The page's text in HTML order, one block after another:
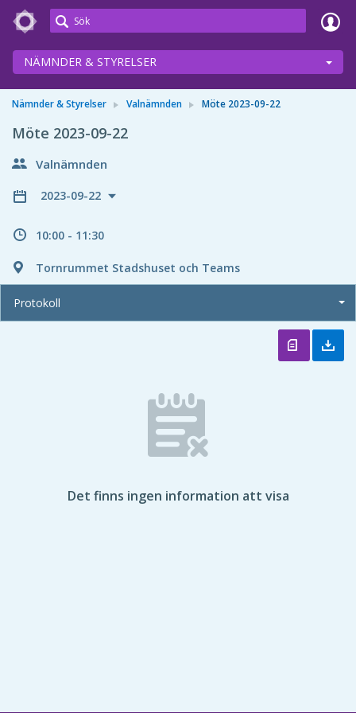
Meetings+
NÄMNDER & STYRELSER
Nämnder & Styrelser Valnämnden Möte 2023-09-22
Möte 2023-09-22
Valnämnden
2023-09-22
10:00 - 11:30
Tornrummet Stadshuset och Teams
Protokoll
Det finns ingen information att visa